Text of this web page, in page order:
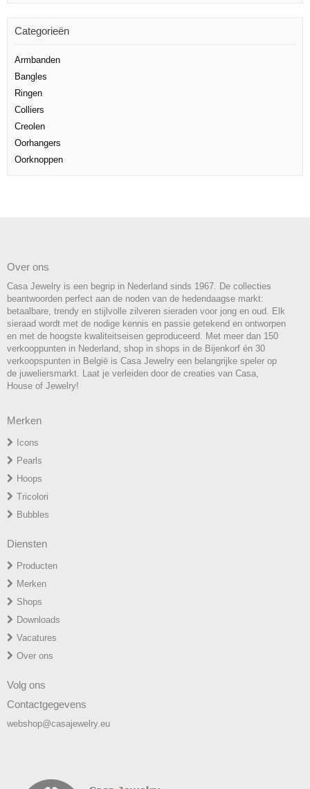
Categorieën
Armbanden
Bangles
Ringen
Colliers
Creolen
Oorhangers
Oorknoppen
Over ons
Casa Jewelry is een begrip in Nederland sinds 1967. De collecties
beantwoorden perfect aan de noden van de hedendaagse markt:
betaalbare, trendy en stijlvolle zilveren sieraden voor jong en oud. Elk
sieraad wordt met de nodige kennis en passie getekend en ontworpen
en met de hoogste kwaliteitseisen geproduceerd. Met meer dan 150
verkooppunten in Nederland, shop in shops in de Bijenkorf én 30
verkoopspunten in België is Casa Jewelry een belangrijke speler op
de juweliersmarkt. Laat je verleiden door de creaties van Casa,
House of Jewelry!
Merken
Icons
Pearls
Hoops
Tricolori
Bubbles
Diensten
Producten
Merken
Shops
Downloads
Vacatures
Over ons
Volg ons
Contactgegevens
webshop@casajewelry.eu